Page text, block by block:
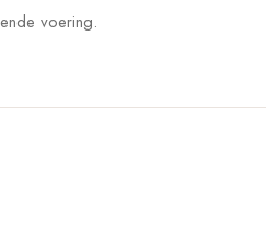
voering.